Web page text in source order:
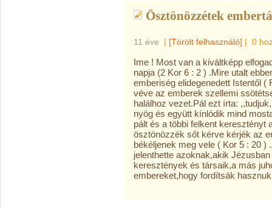
Ösztönözzétek
11 éve | [Törölt felhasználó] | 0
Ime ! Most van a kiváltképp
napja (2 Kor 6 : 2 ) .Mire utalt
emberiség elidegenedett Istentől
véve az emberek szellemi
halálhoz vezet.Pál ezt írta:
nyög és együtt kínlódik mind
pált és a többi felkent keresztényt
ösztönözzék sőt kérve kérjék az
békéljenek meg vele ( Kor 5 : 20 )
jelenthette azoknak,akik
keresztények és társaik,a más
embereket,hogy fordítsák